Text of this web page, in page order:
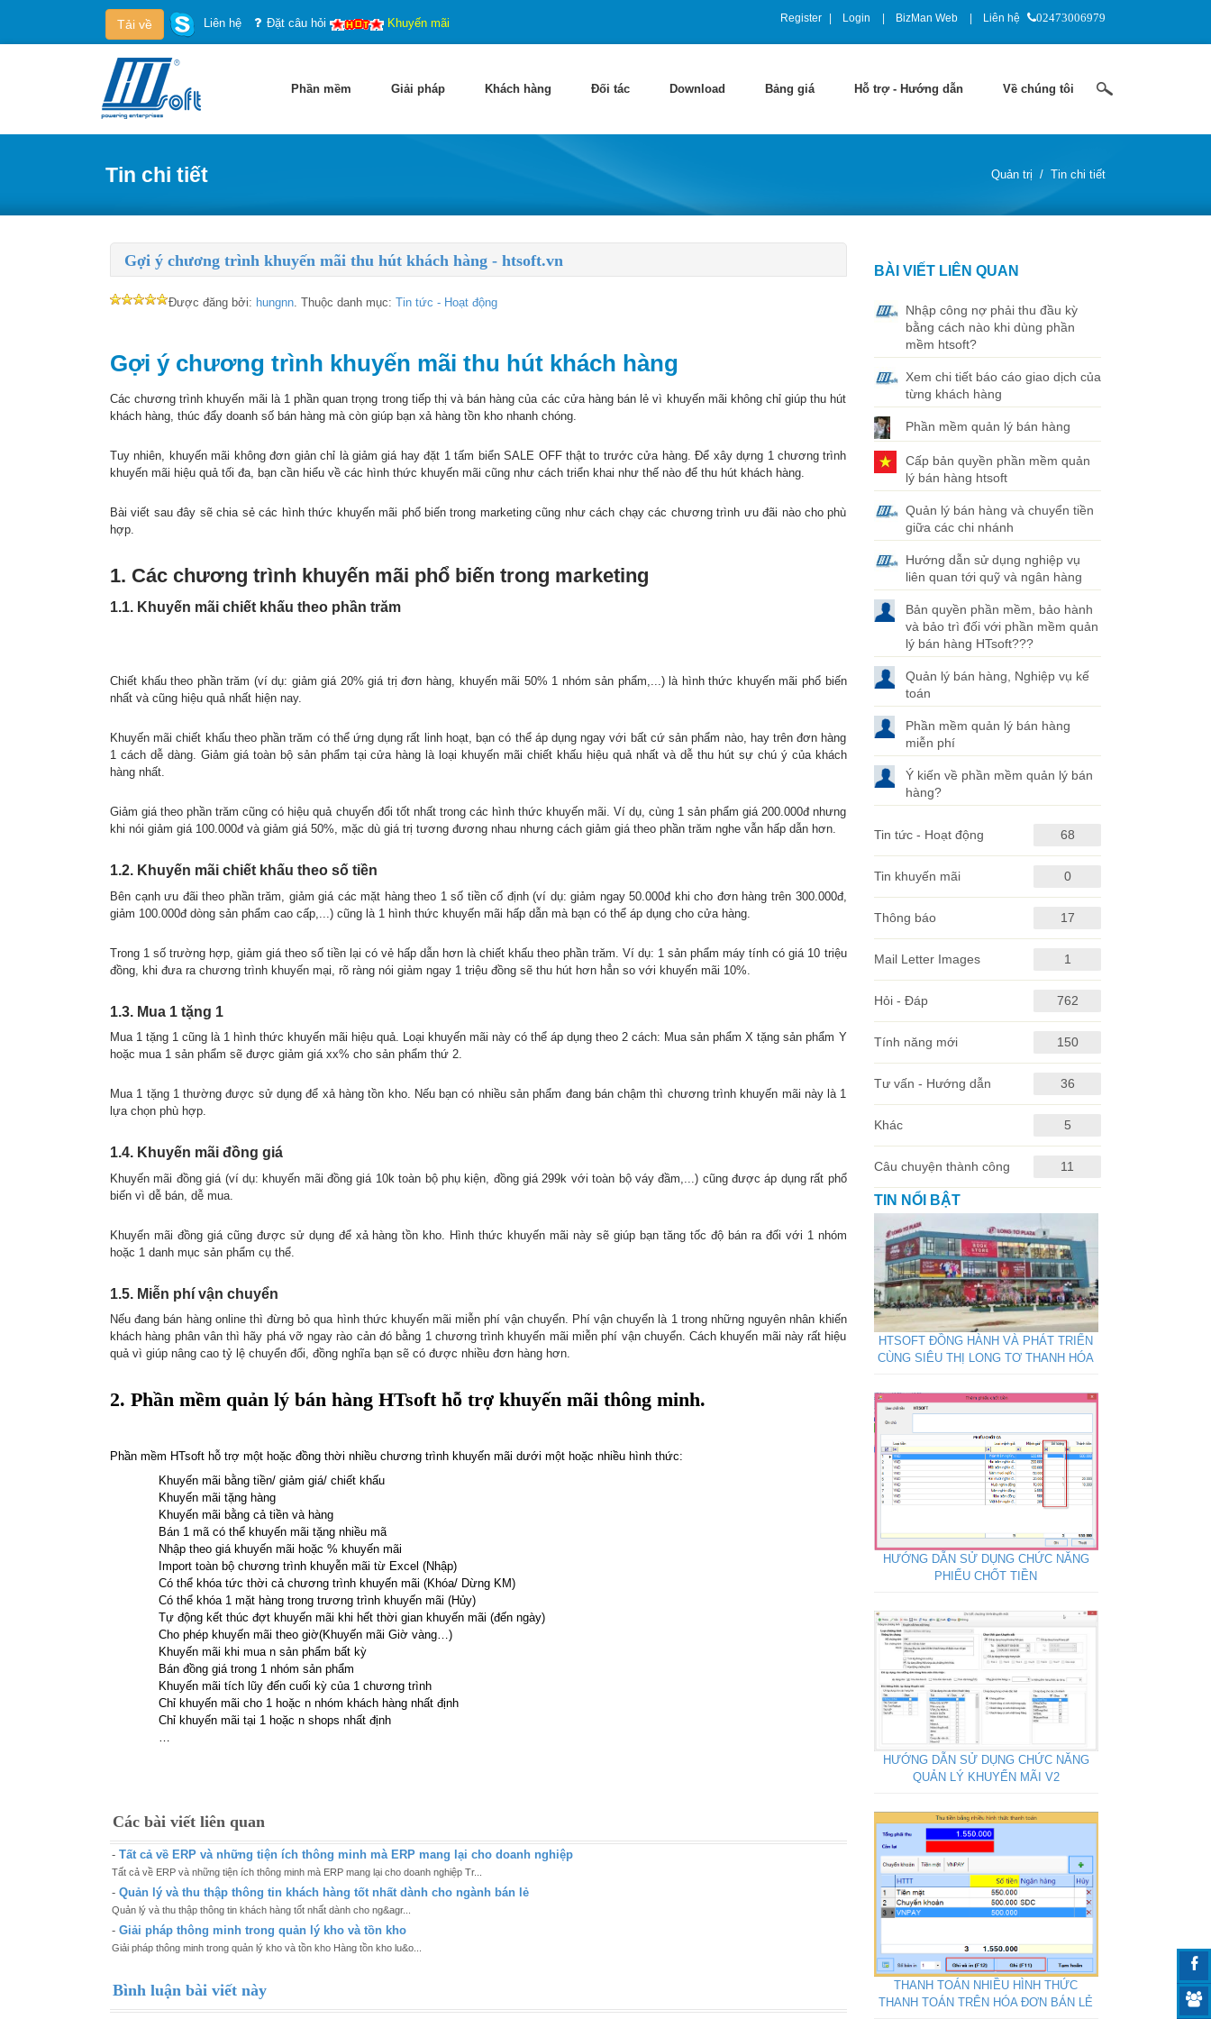
Register Login BizMan Web Liên hệ 02473006979
Tải về Liên hệ Đặt câu hỏi Khuyến mãi
Phần mềm Giải pháp Khách hàng Đối tác Download Bảng giá Hỗ trợ - Hướng dẫn Về chúng tôi
Tin chi tiết Quản trị / Tin chi tiết
Gợi ý chương trình khuyến mãi thu hút khách hàng - htsoft.vn
Được đăng bởi: hungnn. Thuộc danh mục: Tin tức - Hoạt động
Gợi ý chương trình khuyến mãi thu hút khách hàng
Các chương trình khuyến mãi là 1 phần quan trọng trong tiếp thị và bán hàng của các cửa hàng bán lẻ vì khuyến mãi không chỉ giúp thu hút
khách hàng, thúc đẩy doanh số bán hàng mà còn giúp bạn xả hàng tồn kho nhanh chóng.
Tuy nhiên, khuyến mãi không đơn giản chỉ là giảm giá hay đặt 1 tấm biển SALE OFF thật to trước cửa hàng. Để xây dựng 1 chương trình
khuyến mãi hiệu quả tối đa, bạn cần hiểu về các hình thức khuyến mãi cũng như cách triển khai như thế nào để thu hút khách hàng.
Bài viết sau đây sẽ chia sẻ các hình thức khuyến mãi phổ biến trong marketing cũng như cách chạy các chương trình ưu đãi nào cho phù
hợp.
1. Các chương trình khuyến mãi phổ biến trong marketing
1.1. Khuyến mãi chiết khấu theo phần trăm
Chiết khấu theo phần trăm (ví dụ: giảm giá 20% giá trị đơn hàng, khuyến mãi 50% 1 nhóm sản phẩm,...) là hình thức khuyến mãi phổ biến
nhất và cũng hiệu quả nhất hiện nay.
Khuyến mãi chiết khấu theo phần trăm có thể ứng dụng rất linh hoạt, bạn có thể áp dụng ngay với bất cứ sản phẩm nào, hay trên đơn hàng
1 cách dễ dàng. Giảm giá toàn bộ sản phẩm tại cửa hàng là loại khuyến mãi chiết khấu hiệu quả nhất và dễ thu hút sự chú ý của khách
hàng nhất.
Giảm giá theo phần trăm cũng có hiệu quả chuyển đổi tốt nhất trong các hình thức khuyến mãi. Ví dụ, cùng 1 sản phẩm giá 200.000đ nhưng
khi nói giảm giá 100.000đ và giảm giá 50%, mặc dù giá trị tương đương nhau nhưng cách giảm giá theo phần trăm nghe vẫn hấp dẫn hơn.
1.2. Khuyến mãi chiết khấu theo số tiền
Bên cạnh ưu đãi theo phần trăm, giảm giá các mặt hàng theo 1 số tiền cố định (ví dụ: giảm ngay 50.000đ khi cho đơn hàng trên 300.000đ,
giảm 100.000đ dòng sản phẩm cao cấp,...) cũng là 1 hình thức khuyến mãi hấp dẫn mà bạn có thể áp dụng cho cửa hàng.
Trong 1 số trường hợp, giảm giá theo số tiền lại có vẻ hấp dẫn hơn là chiết khấu theo phần trăm. Ví dụ: 1 sản phẩm máy tính có giá 10 triệu
đồng, khi đưa ra chương trình khuyến mại, rõ ràng nói giảm ngay 1 triệu đồng sẽ thu hút hơn hẳn so với khuyến mãi 10%.
1.3. Mua 1 tặng 1
Mua 1 tặng 1 cũng là 1 hình thức khuyến mãi hiệu quả. Loại khuyến mãi này có thể áp dụng theo 2 cách: Mua sản phẩm X tặng sản phẩm Y
hoặc mua 1 sản phẩm sẽ được giảm giá xx% cho sản phẩm thứ 2.
Mua 1 tặng 1 thường được sử dụng để xả hàng tồn kho. Nếu bạn có nhiều sản phẩm đang bán chậm thì chương trình khuyến mãi này là 1
lựa chọn phù hợp.
1.4. Khuyến mãi đồng giá
Khuyến mãi đồng giá (ví dụ: khuyến mãi đồng giá 10k toàn bộ phụ kiện, đồng giá 299k với toàn bộ váy đầm,...) cũng được áp dụng rất phổ
biến vì dễ bán, dễ mua.
Khuyến mãi đồng giá cũng được sử dụng để xả hàng tồn kho. Hình thức khuyến mãi này sẽ giúp bạn tăng tốc độ bán ra đối với 1 nhóm
hoặc 1 danh mục sản phẩm cụ thể.
1.5. Miễn phí vận chuyển
Nếu đang bán hàng online thì đừng bỏ qua hình thức khuyến mãi miễn phí vận chuyển. Phí vận chuyển là 1 trong những nguyên nhân khiến
khách hàng phân vân thì hãy phá vỡ ngay rào cản đó bằng 1 chương trình khuyến mãi miễn phí vận chuyển. Cách khuyến mãi này rất hiệu
quả vì giúp nâng cao tỷ lệ chuyển đổi, đồng nghĩa bạn sẽ có được nhiều đơn hàng hơn.
2. Phần mềm quản lý bán hàng HTsoft hỗ trợ khuyến mãi thông minh.
Phần mềm HTsoft hỗ trợ một hoặc đồng thời nhiều chương trình khuyến mãi dưới một hoặc nhiều hình thức:
Khuyến mãi bằng tiền/ giảm giá/ chiết khấu
Khuyến mãi tặng hàng
Khuyến mãi bằng cả tiền và hàng
Bán 1 mã có thể khuyến mãi tặng nhiều mã
Nhập theo giá khuyến mãi hoặc % khuyến mãi
Import toàn bộ chương trình khuyễn mãi từ Excel (Nhập)
Có thể khóa tức thời cả chương trình khuyến mãi (Khóa/ Dừng KM)
Có thể khóa 1 mặt hàng trong trương trình khuyến mãi (Hủy)
Tự động kết thúc đợt khuyến mãi khi hết thời gian khuyến mãi (đến ngày)
Cho phép khuyến mãi theo giờ(Khuyến mãi Giờ vàng…)
Khuyến mãi khi mua n sản phẩm bất kỳ
Bán đồng giá trong 1 nhóm sản phẩm
Khuyến mãi tích lũy đến cuối kỳ của 1 chương trình
Chỉ khuyến mãi cho 1 hoặc n nhóm khách hàng nhất định
Chỉ khuyến mãi tại 1 hoặc n shops nhất định
…
Các bài viết liên quan
- Tất cả về ERP và những tiện ích thông minh mà ERP mang lại cho doanh nghiệp
Tất cả về ERP và những tiện ích thông minh mà ERP mang lại cho doanh nghiệp Tr...
- Quản lý và thu thập thông tin khách hàng tốt nhất dành cho ngành bán lẻ
Quản lý và thu thập thông tin khách hàng tốt nhất dành cho ng&agr...
- Giải pháp thông minh trong quản lý kho và tồn kho
Giải pháp thông minh trong quản lý kho và tồn kho Hàng tồn kho lu&o...
Bình luận bài viết này
BÀI VIẾT LIÊN QUAN
Nhập công nợ phải thu đầu kỳ
bằng cách nào khi dùng phần
mềm htsoft?
Xem chi tiết báo cáo giao dịch của
từng khách hàng
Phần mềm quản lý bán hàng
Cấp bản quyền phần mềm quản
lý bán hàng htsoft
Quản lý bán hàng và chuyển tiền
giữa các chi nhánh
Hướng dẫn sử dụng nghiệp vụ
liên quan tới quỹ và ngân hàng
Bản quyền phần mềm, bảo hành
và bảo trì đối với phần mềm quản
lý bán hàng HTsoft???
Quản lý bán hàng, Nghiệp vụ kế
toán
Phần mềm quản lý bán hàng
miễn phí
Ý kiến về phần mềm quản lý bán
hàng?
Tin tức - Hoạt động 68
Tin khuyến mãi 0
Thông báo 17
Mail Letter Images 1
Hỏi - Đáp 762
Tính năng mới 150
Tư vấn - Hướng dẫn 36
Khác 5
Câu chuyện thành công 11
TIN NỔI BẬT
HTSOFT ĐỒNG HÀNH VÀ PHÁT TRIỂN
CÙNG SIÊU THỊ LONG TƠ THANH HÓA
HƯỚNG DẪN SỬ DỤNG CHỨC NĂNG
PHIẾU CHỐT TIỀN
HƯỚNG DẪN SỬ DỤNG CHỨC NĂNG
QUẢN LÝ KHUYẾN MÃI V2
THANH TOÁN NHIỀU HÌNH THỨC
THANH TOÁN TRÊN HÓA ĐƠN BÁN LẺ